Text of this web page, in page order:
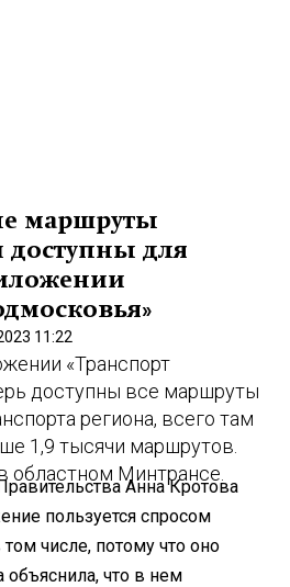
маршруты
доступны для
11:22
«Транспорт
доступны все маршруты
региона, всего там
1,9 тысячи маршрутов.
областном Минтрансе.
Анна Кротова
пользуется спросом
числе, потому что оно
объяснила, что в нем